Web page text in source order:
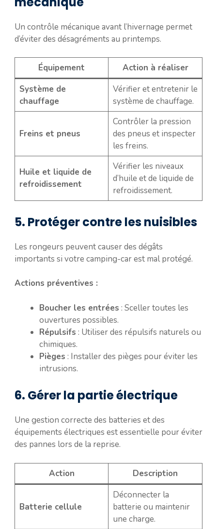
Un contrôle mécanique avant l’hivernage permet
d’éviter des désagréments au printemps.
Équipement
Action à réaliser
Système de
chauffage
Vérifier et entretenir le
système de chauffage.
Freins et pneus
Contrôler la pression
des pneus et inspecter
les freins.
Huile et liquide de
refroidissement
Vérifier les niveaux
d’huile et de liquide de
refroidissement.
5. Protéger contre les nuisibles
Les rongeurs peuvent causer des dégâts
importants si votre camping-car est mal protégé.
Actions préventives :
Boucher les entrées : Sceller toutes les
ouvertures possibles.
Répulsifs : Utiliser des répulsifs naturels ou
chimiques.
Pièges : Installer des pièges pour éviter les
intrusions.
6. Gérer la partie électrique
Une gestion correcte des batteries et des
équipements électriques est essentielle pour éviter
des pannes lors de la reprise.
Action Description
Batterie cellule
Déconnecter la
batterie ou maintenir
une charge.